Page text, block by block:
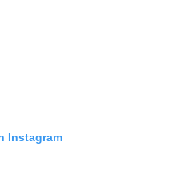
Instagram